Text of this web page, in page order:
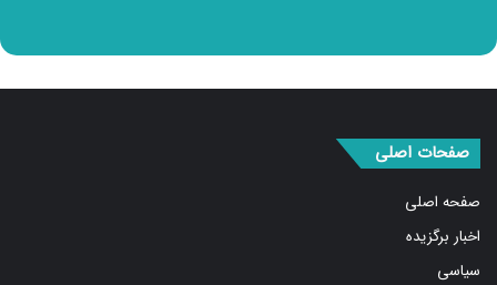
صفحات اصلی
صفحه اصلی
اخبار برگزیده
سیاسی